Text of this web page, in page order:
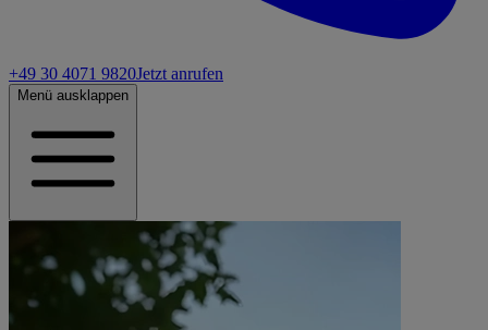
+49 30 4071 9820Jetzt anrufen
Menü ausklappen